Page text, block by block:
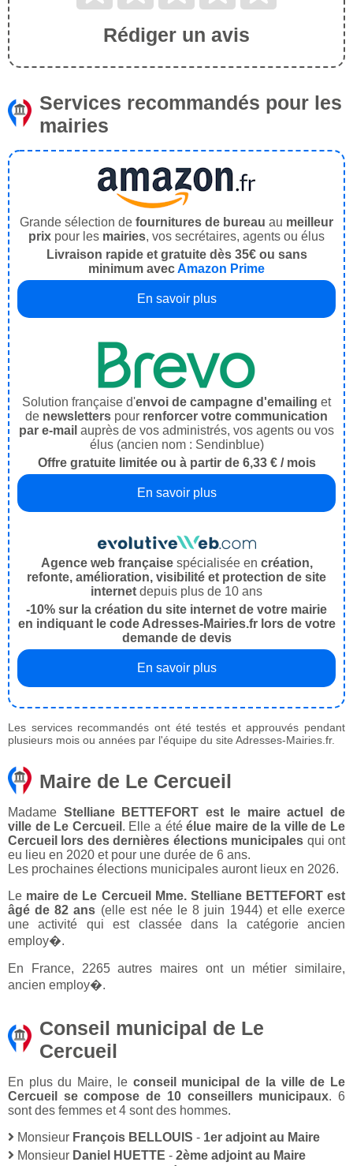
Rédiger un avis
Services recommandés pour les
mairies
Grande sélection de fournitures de bureau au meilleur
prix pour les mairies, vos secrétaires, agents ou élus
Livraison rapide et gratuite dès 35€ ou sans
minimum avecAmazon Prime
En savoir plus
Solution française d'envoi de campagne d'emailing et
de newsletters pour renforcer votre communication
par e-mail auprès de vos administrés, vos agents ou vos
élus (ancien nom : Sendinblue)
Offre gratuite limitée ou à partir de 6,33 € / mois
En savoir plus
Agence web françaisespécialisée en création,
refonte, amélioration, visibilité et protection de site
internet depuis plus de 10 ans
-10% sur la création du site internet de votre mairie
en indiquant le code Adresses-Mairies.fr lors de votre
demande de devis
En savoir plus
Les services recommandés ont été testés et approuvés pendant
plusieurs mois ou années par l'équipe du site Adresses-Mairies.fr.
Maire de Le Cercueil
Madame Stelliane BETTEFORT est le maire actuel de
ville de Le Cercueil . Elle a étéélue maire de la ville de Le
Cercueil lors des dernières élections municipales qui ont
eu lieu en 2020 et pour une durée de 6 ans.
Les prochaines élections municipales auront lieux en 2026.
Le maire de Le Cercueil Mme. Stelliane BETTEFORT est
âgé de 82 ans (elle est née le 8 juin 1944) et elle exerce
une activité qui est classée dans la catégorie ancien
employ�.
En France, 2265 autres maires ont un métier similaire,
ancien employ�.
Conseil municipal de Le
Cercueil
En plus du Maire, le conseil municipal de la ville de Le
Cercueil se compose de 10 conseillers municipaux. 6
sont des femmes et 4 sont des hommes.
Monsieur François BELLOUIS - 1er adjoint au Maire
Monsieur Daniel HUETTE - 2ème adjoint au Maire